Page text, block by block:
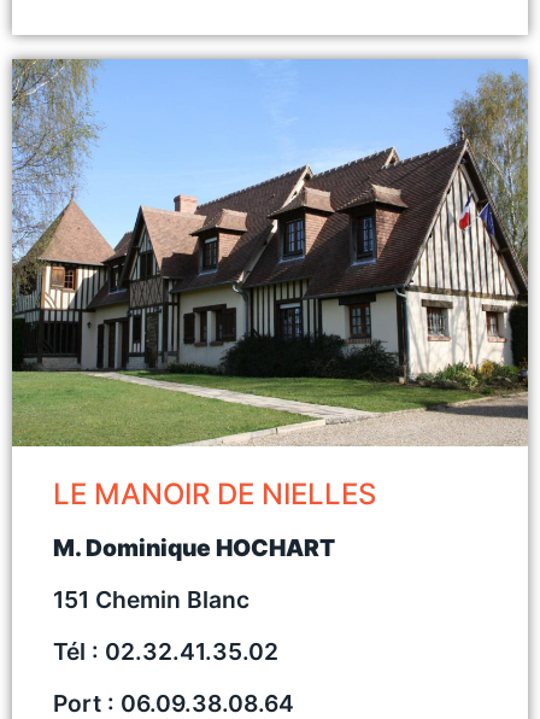
LE MANOIR DE NIELLES
M. Dominique HOCHART
151 Chemin Blanc
Tél : 02.32.41.35.02
Port : 06.09.38.08.64